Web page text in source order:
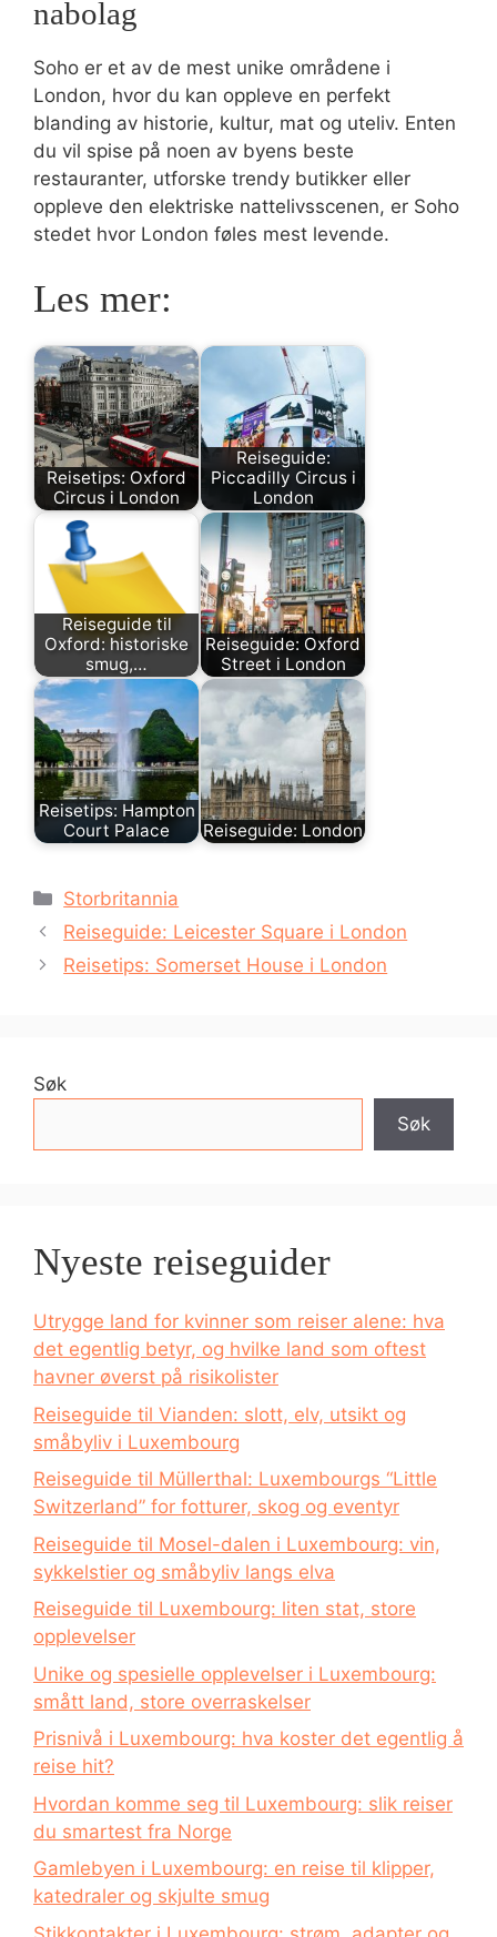
nabolag
Soho er et av de mest unike områdene i
London, hvor du kan oppleve en perfekt
blanding av historie, kultur, mat og uteliv. Enten
du vil spise på noen av byens beste
restauranter, utforske trendy butikker eller
oppleve den elektriske nattelivsscenen, er Soho
stedet hvor London føles mest levende.
Les mer:
Reisetips: Oxford
Circus i London
Reiseguide:
Piccadilly Circus i
London
Reiseguide til
Oxford: historiske
smug,…
Reiseguide: Oxford
Street i London
Reisetips: Hampton
Court Palace
Reiseguide: London
Kategorier
Storbritannia
Reiseguide: Leicester Square i London
Reisetips: Somerset House i London
Søk
Søk
Nyeste reiseguider
Utrygge land for kvinner som reiser alene: hva
det egentlig betyr, og hvilke land som oftest
havner øverst på risikolister
Reiseguide til Vianden: slott, elv, utsikt og
småbyliv i Luxembourg
Reiseguide til Müllerthal: Luxembourgs “Little
Switzerland” for fotturer, skog og eventyr
Reiseguide til Mosel-dalen i Luxembourg: vin,
sykkelstier og småbyliv langs elva
Reiseguide til Luxembourg: liten stat, store
opplevelser
Unike og spesielle opplevelser i Luxembourg:
smått land, store overraskelser
Prisnivå i Luxembourg: hva koster det egentlig å
reise hit?
Hvordan komme seg til Luxembourg: slik reiser
du smartest fra Norge
Gamlebyen i Luxembourg: en reise til klipper,
katedraler og skjulte smug